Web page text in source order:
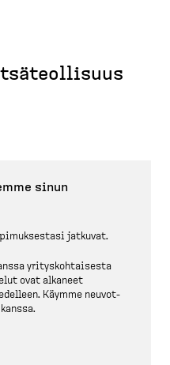
sinun
jatkuvat.
yritys­koh­taisesta
ovat alkaneet
Käymme neuvot­